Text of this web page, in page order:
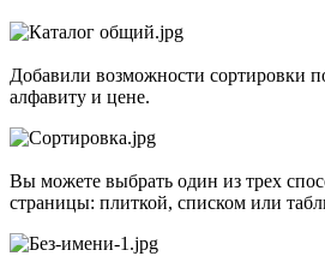
Добавили возможности сортировки
алфавиту и цене.
Вы можете выбрать один из трех
страницы: плиткой, списком или